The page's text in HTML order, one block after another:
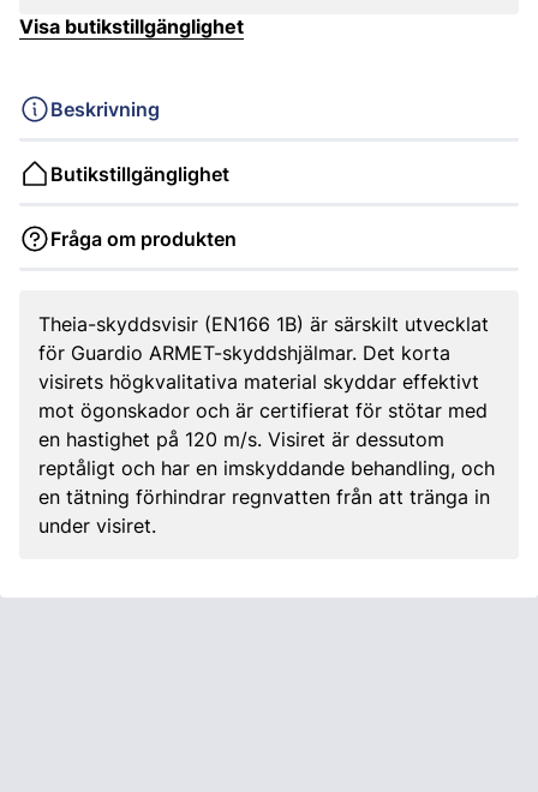
Visa butikstillgänglighet
Beskrivning
Butikstillgänglighet
Fråga om produkten
Theia-skyddsvisir (EN166 1B) är särskilt utvecklat
för Guardio ARMET-skyddshjälmar. Det korta
visirets högkvalitativa material skyddar effektivt
mot ögonskador och är certifierat för stötar med
en hastighet på 120 m/s. Visiret är dessutom
reptåligt och har en imskyddande behandling, och
en tätning förhindrar regnvatten från att tränga in
under visiret.